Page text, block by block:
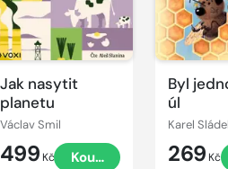
Jak nasytit
planetu
Václav Smil
499 Kč Koupit
Byl
úl
Karel
269 Kč